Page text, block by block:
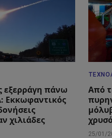
εξερράγη πάνω
Εκκωφαντικός
χιλιάδες
Από
25/01/